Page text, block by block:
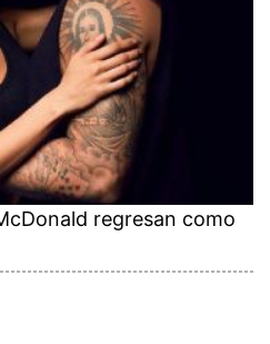
regresan como